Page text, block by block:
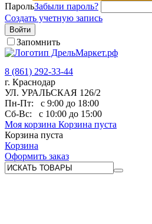
ПарольЗабыли пароль?
Создать учетную запись
Войти
Запомнить
8 (861) 292-33-44
г. Краснодар
УЛ. УРАЛЬСКАЯ 126/2
Пн-Пт:
с 9:00 до 18:00
Сб-Вс:
с 10:00 до 15:00
Моя корзина Корзина пуста
Корзина пуста
Корзина
Оформить заказ